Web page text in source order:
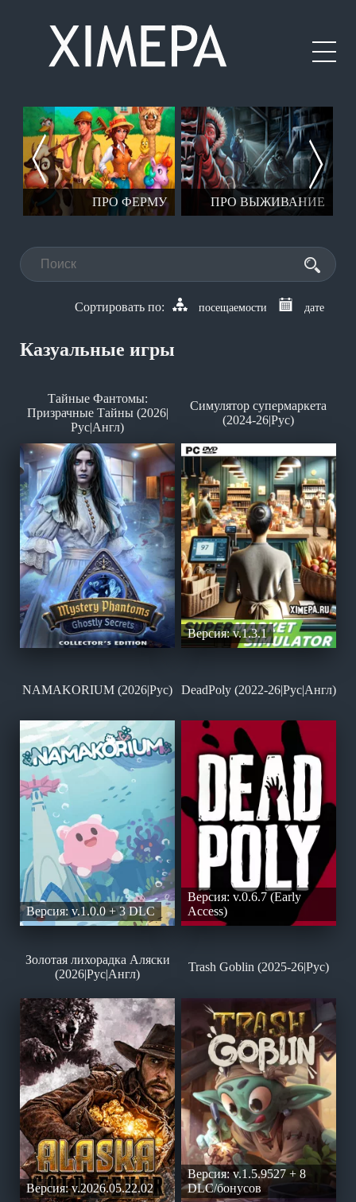
ПРО ФЕРМУ ПРО ВЫЖИВАНИЕ
дате
посещаемости
Казуальные игры
Тайные Фантомы:
Призрачные Тайны (2026|
Рус|Англ)
Симулятор супермаркета
(2024-26|Рус)
Версия: v.1.3.1
NAMAKORIUM (2026|Рус)
Версия: v.1.0.0 + 3 DLC
DeadPoly (2022-26|Рус|Англ)
Версия: v.0.6.7 (Early
Access)
Золотая лихорадка Аляски
(2026|Рус|Англ)
Версия: v.2026.05.22.02
Trash Goblin (2025-26|Рус)
Версия: v.1.5.9527 + 8
DLC/бонусов